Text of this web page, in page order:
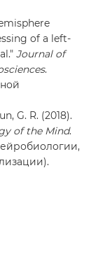
of a left-
Journal of
.
G. R. (2018).
of the Mind.